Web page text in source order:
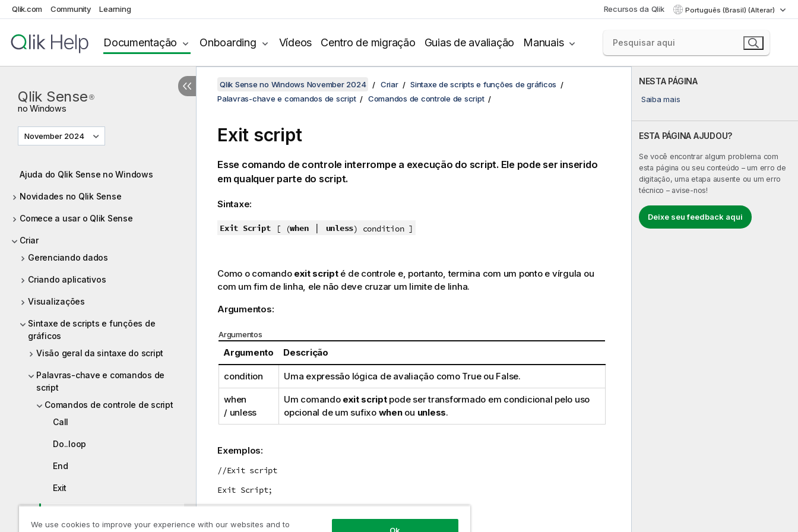
Qlik.com Community Learning Recursos da Qlik Português (Brasil) (Alterar)
Documentação Onboarding Vídeos Centro de migração Guias de avaliação Manuais
Qlik Sense ®
noWindows
November 2024
Ajuda do Qlik Sense no Windows
Novidades no Qlik Sense
Comece a usar o Qlik Sense
Criar
Gerenciando dados
Criando aplicativos
Visualizações
Sintaxe de scripts e funções de
gráficos
Visão geral da sintaxe do script
Palavras-chave e comandos de
script
Comandos de controle de script
Call
Do..loop
End
Exit
NESTA PÁGINA
Saiba mais
ESTA PÁGINA AJUDOU?
Se você encontrar algum problema com
esta página ou seu conteúdo – um erro de
digitação, uma etapa ausente ou um erro
técnico – avise-nos!
Deixe seu feedback aqui
Qlik Sense no Windows November 2024 Criar
Sintaxe de scripts e funções de gráficos
Palavras-chave e comandos de script
Comandos de controle de script
Exit script
Esse comando de controle interrompe a execução do script. Ele pode ser inserido
em qualquer parte do script.
Sintaxe:
Exit Script [ (when| unless) condition ]
Como o comando exit scripté de controle e, portanto, termina com um ponto e vírgula ou
com um fim de linha, ele não deve cruzar um limite de linha.
Argumentos:
Argumentos
Argumento Descrição
condition Uma expressão lógica de avaliação como Trueou False.
when
/ unless
Um comando exit scriptpode ser transformado em condicional pelo uso
opcional de um sufixo whenou unless.
Exemplos:
//Exit script
Exit Script;
//Exit script when a condition is fulfilled
We use cookies to improve your experience with our websites and to